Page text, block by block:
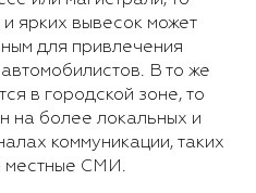
ярких вывесок может
для привлечения
В то же
в городской зоне, то
на более локальных и
коммуникации, таких
местные СМИ.